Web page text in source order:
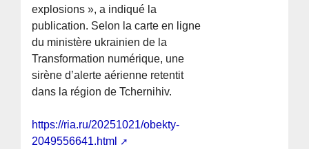
explosions », a indiqué la
publication. Selon la carte en ligne
du ministère ukrainien de la
Transformation numérique, une
sirène d’alerte aérienne retentit
dans la région de Tchernihiv.
https://ria.ru/20251021/obekty-
2049556641.html